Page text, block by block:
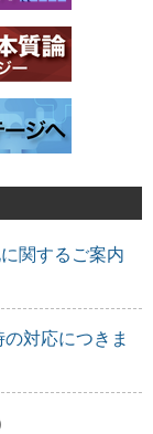
関するご案内
対応につきま